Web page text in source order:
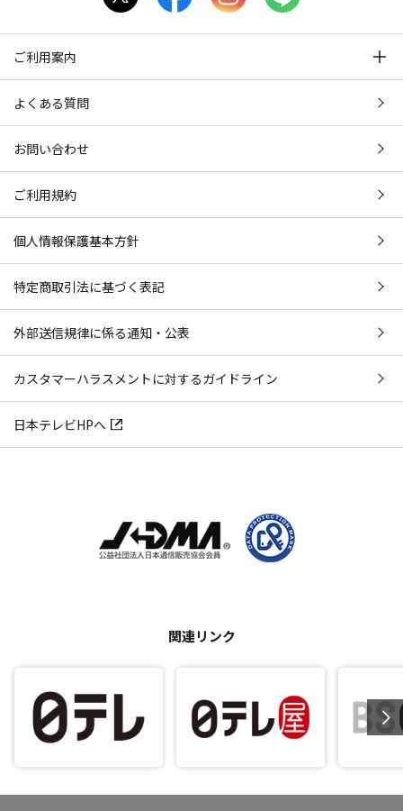
ご利用案内
よくある質問
お問い合わせ
ご利用規約
個人情報保護基本方針
特定商取引法に基づく表記
外部送信規律に係る通知・公表
カスタマーハラスメントに対するガイドライン
日本テレビHPへ
関連リンク